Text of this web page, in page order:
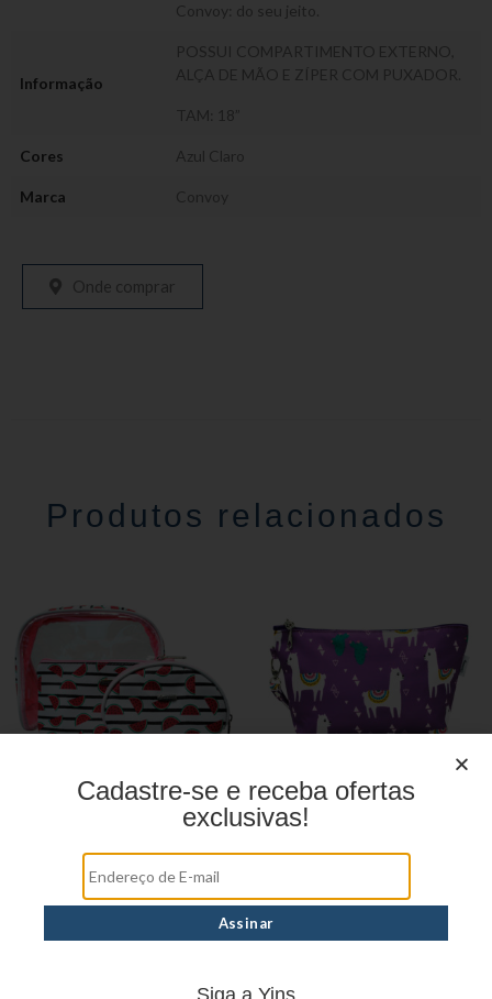
Convoy: do seu jeito.
Informação
POSSUI COMPARTIMENTO EXTERNO,
ALÇA DE MÃO E ZÍPER COM PUXADOR.
TAM: 18”
Cores Azul Claro
Marca Convoy
Onde comprar
Produtos relacionados
Necessaire YS27084 Necessaire YS27048
Cadastre-se e receba ofertas
exclusivas!
Siga a Yins